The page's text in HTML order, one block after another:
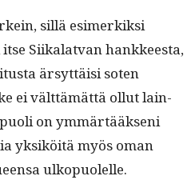
sil­lä esimerkik­si
Siikalat­van han­kkeesta,
ärsyt­täisi soten
ei vält­tämät­tä ollut lain­
on ymmärtääk­seni
yksiköitä myös oman
ulkopuolelle.